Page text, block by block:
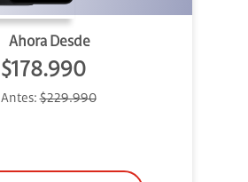
Ahora Desde
$178.990
Antes:$229.990